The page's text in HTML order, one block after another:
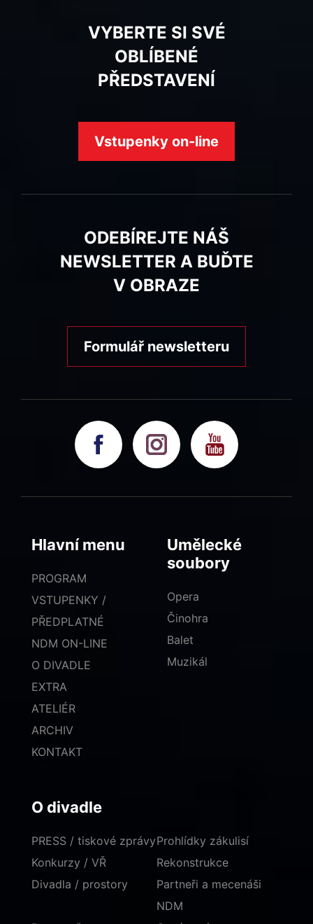
VYBERTE SI SVÉ
OBLÍBENÉ
PŘEDSTAVENÍ
Vstupenky on-line
ODEBÍREJTE NÁŠ
NEWSLETTER A BUĎTE
V OBRAZE
Formulář newsletteru
Hlavní menu
PROGRAM
VSTUPENKY /
PŘEDPLATNÉ
NDM ON-LINE
O DIVADLE
EXTRA
ATELIÉR
ARCHIV
KONTAKT
Umělecké
soubory
Opera
Činohra
Balet
Muzikál
O divadle
PRESS / tiskové zprávy
Konkurzy / VŘ
Divadla / prostory
Prohlídky zákulisí
Rekonstrukce
Partneři a mecenáši
NDM